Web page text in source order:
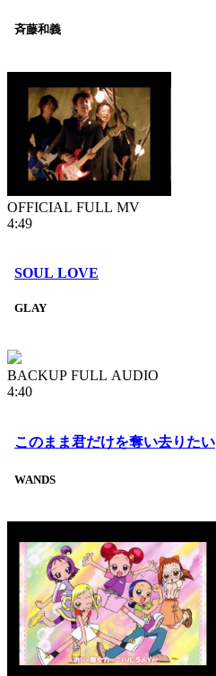
斉藤和義
OFFICIAL FULL MV
4:49
SOUL LOVE
GLAY
BACKUP FULL AUDIO
4:40
このまま君だけを奪い去りたい
WANDS